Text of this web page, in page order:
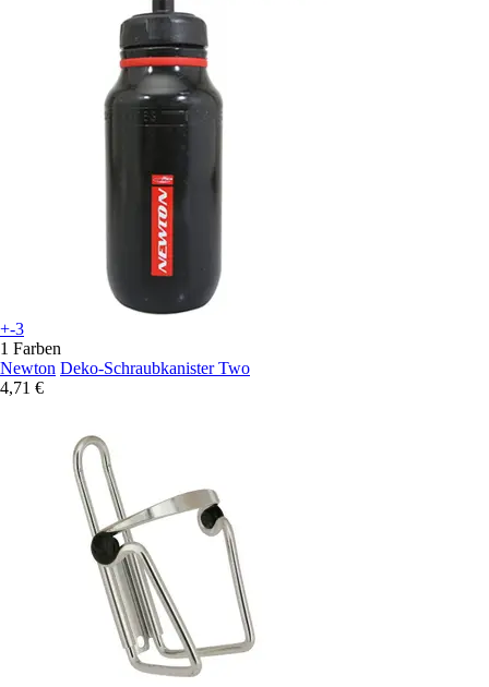
+-3
1 Farben
Newton Deko-Schraubkanister Two
4,71 €